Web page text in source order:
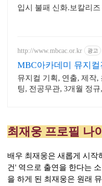
입시 불패 신화.보칼리
http://www.mbcac.or.kr 광고
MBC아카데미 뮤지컬
뮤지컬 기획, 연출, 제작,
팅, 전공무관, 3개월 정
최재웅 프로필 나
배우 최재웅은 새롭게 시작
건' 역으로 출연을 한다는
을 하게 된 최재웅은 원래